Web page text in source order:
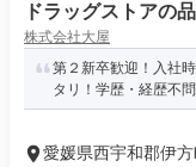
ドラッグストアの
株式会社大屋
第２新卒歓迎！入社
タリ！学歴・経歴不
愛媛県西宇和郡伊